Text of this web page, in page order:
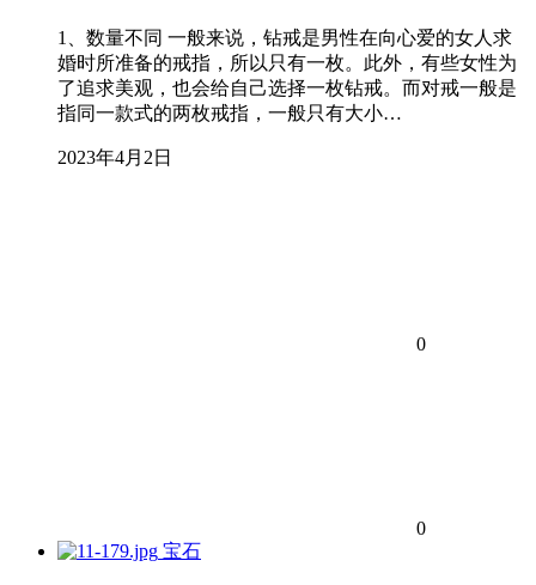
1、数量不同 一般来说，钻戒是男性在向心爱的女人求
婚时所准备的戒指，所以只有一枚。此外，有些女性为
了追求美观，也会给自己选择一枚钻戒。而对戒一般是
指同一款式的两枚戒指，一般只有大小…
2023年4月2日
0
0
宝石